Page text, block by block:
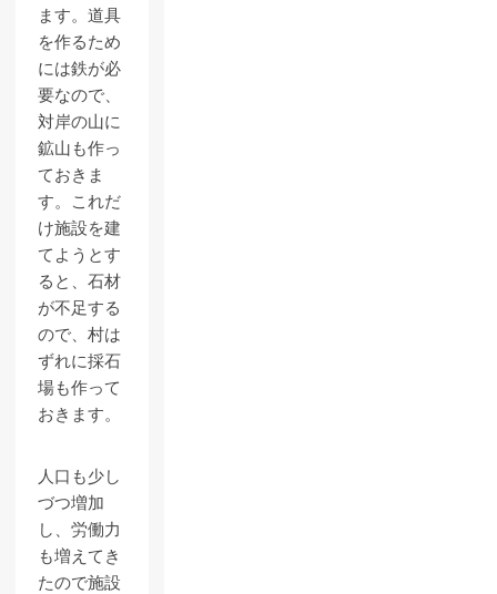
ます。道具
を作るため
には鉄が必
要なので、
対岸の山に
鉱山も作っ
ておきま
す。これだ
け施設を建
てようとす
ると、石材
が不足する
ので、村は
ずれに採石
場も作って
おきます。
人口も少し
づつ増加
し、労働力
も増えてき
たので施設